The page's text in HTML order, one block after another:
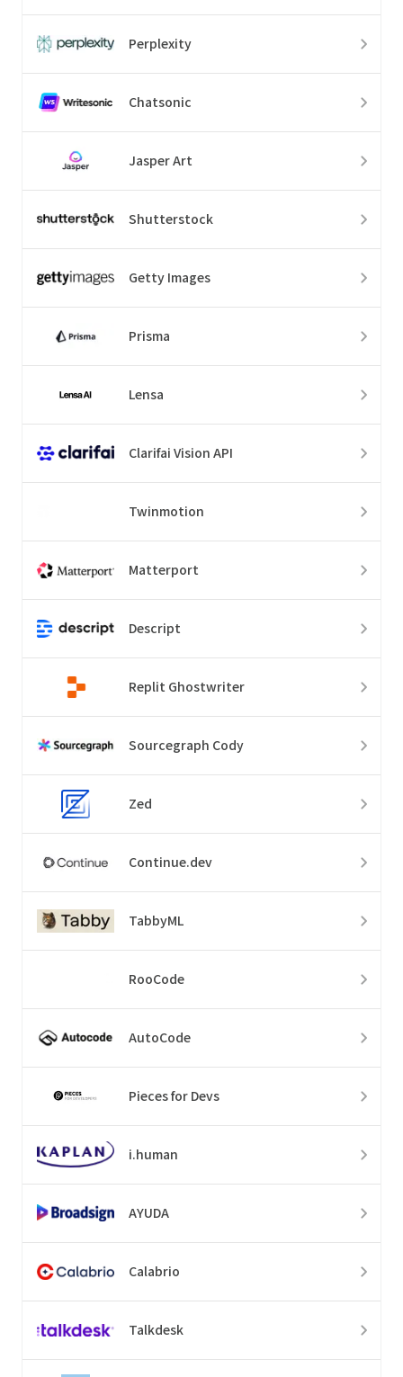
Perplexity
Chatsonic
Jasper Art
Shutterstock
Getty Images
Prisma
Lensa
Clarifai Vision API
Twinmotion
Matterport
Descript
Replit Ghostwriter
Sourcegraph Cody
Zed
Continue.dev
TabbyML
RooCode
AutoCode
Pieces for Devs
i.human
AYUDA
Calabrio
Talkdesk